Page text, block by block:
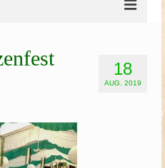
18
AUG. 2019